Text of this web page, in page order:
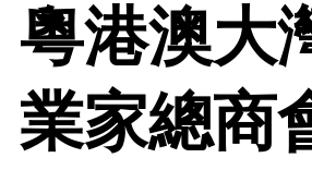
粵港澳大
業家總商